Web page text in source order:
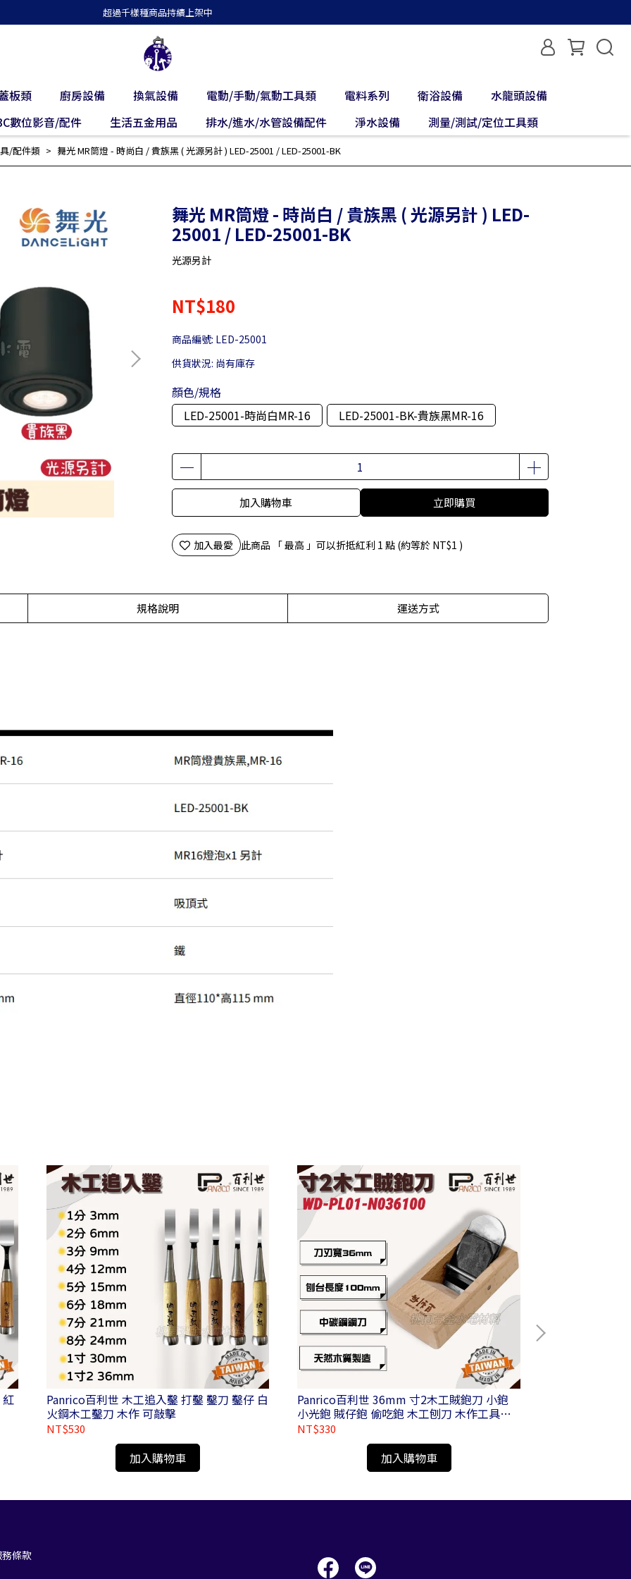
超過千樣種商品持續上架中
板類 廚房設備 換氣設備 電動/手動/氣動工具類 電料系列 衛浴設備
水龍頭設備
數位影音/配件
生活五金用品 排水/進水/水管設備配件 淨水設備 測量/測試/定位工具類
/配件類 舞光 MR筒燈 - 時尚白 / 貴族黑 ( 光源另計 ) LED-25001 / LED-25001-BK
舞光 MR筒燈 - 時尚白 / 貴族黑 ( 光源另計 ) LED-
25001 / LED-25001-BK
光源另計
NT$180
商品編號: LED-25001
供貨狀況: 尚有庫存
顏色/規格
LED-25001-時尚白MR-16
LED-25001-BK-貴族黑MR-16
加入購物車 立即購買
加入最愛 此商品 「 最高 」可以折抵紅利 1 點 (約等於 NT$1 )
規格說明 運送方式
Panrico百利世 木工追入鑿 打鑿 鑿刀 鑿仔 白
火鋼木工鑿刀 木作 可敲擊
NT$530
加入購物車
Panrico百利世 36mm 寸2木工賊鉋刀 小鉋
小光鉋 賊仔鉋 偷吃鉋 木工刨刀 木作工具
WD-PL01-N036100
NT$330
加入購物車
條款